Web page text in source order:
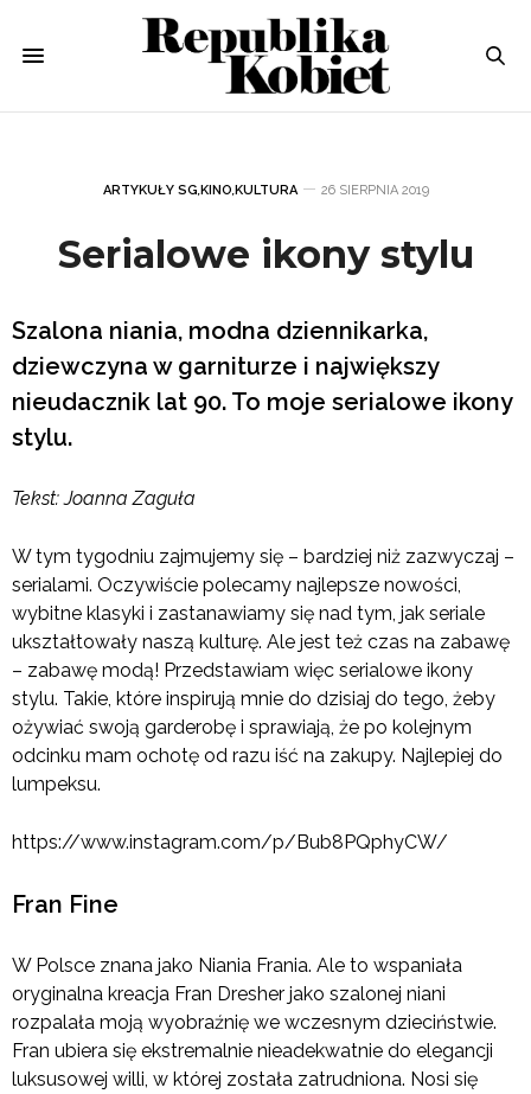
ARTYKUŁY SG,KINO,KULTURA 26 SIERPNIA 2019
Serialowe ikony stylu
Szalona niania, modna dziennikarka,
dziewczyna w garniturze i największy
nieudacznik lat 90. To moje serialowe ikony
stylu.
Tekst: Joanna Zaguła
W tym tygodniu zajmujemy się – bardziej niż zazwyczaj –
serialami. Oczywiście polecamy najlepsze nowości,
wybitne klasyki i zastanawiamy się nad tym, jak seriale
ukształtowały naszą kulturę. Ale jest też czas na zabawę
– zabawę modą! Przedstawiam więc serialowe ikony
stylu. Takie, które inspirują mnie do dzisiaj do tego, żeby
ożywiać swoją garderobę i sprawiają, że po kolejnym
odcinku mam ochotę od razu iść na zakupy. Najlepiej do
lumpeksu.
https://www.instagram.com/p/Bub8PQphyCW/
Fran Fine
W Polsce znana jako Niania Frania. Ale to wspaniała
oryginalna kreacja Fran Dresher jako szalonej niani
rozpalała moją wyobraźnię we wczesnym dzieciństwie.
Fran ubiera się ekstremalnie nieadekwatnie do elegancji
luksusowej willi, w której została zatrudniona. Nosi się